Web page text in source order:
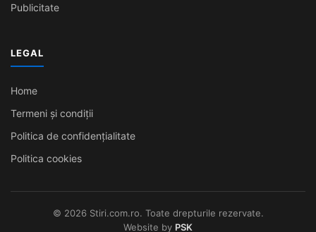
Publicitate
LEGAL
Home
Termeni și condiții
Politica de confidențialitate
Politica cookies
© 2026 Stiri.com.ro. Toate drepturile rezervate.
Website by PSK